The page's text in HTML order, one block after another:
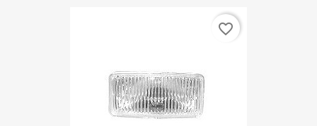
favorite_border